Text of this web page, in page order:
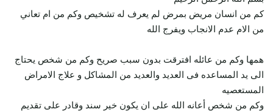
كم من انسان مريض بمرض لم يعرف له تشخيص وكم من ام تعاني
من الام عدم الانجاب ويفرج الله
همها وكم من عائله افترقت بدون سبب صريح وكم من شخص يحتاج
الى يد المساعده فى العديد والعديد من المشاكل و علاج الامراض
المستعصيه
وكم من شخص أعانه الله على ان يكون خير سند وقادر على تقديم